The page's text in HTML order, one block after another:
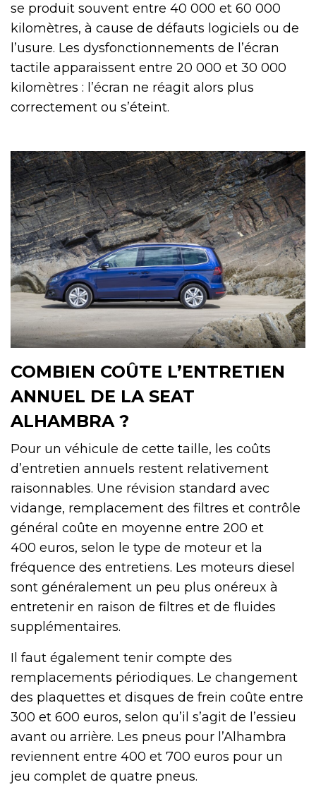
se produit souvent entre 40 000 et 60 000
kilomètres, à cause de défauts logiciels ou de
l’usure. Les dysfonctionnements de l’écran
tactile apparaissent entre 20 000 et 30 000
kilomètres : l’écran ne réagit alors plus
correctement ou s’éteint.
COMBIEN COÛTE L’ENTRETIEN
ANNUEL DE LA SEAT
ALHAMBRA ?
Pour un véhicule de cette taille, les coûts
d’entretien annuels restent relativement
raisonnables. Une révision standard avec
vidange, remplacement des filtres et contrôle
général coûte en moyenne entre 200 et
400 euros, selon le type de moteur et la
fréquence des entretiens. Les moteurs diesel
sont généralement un peu plus onéreux à
entretenir en raison de filtres et de fluides
supplémentaires.
Il faut également tenir compte des
remplacements périodiques. Le changement
des plaquettes et disques de frein coûte entre
300 et 600 euros, selon qu’il s’agit de l’essieu
avant ou arrière. Les pneus pour l’Alhambra
reviennent entre 400 et 700 euros pour un
jeu complet de quatre pneus.